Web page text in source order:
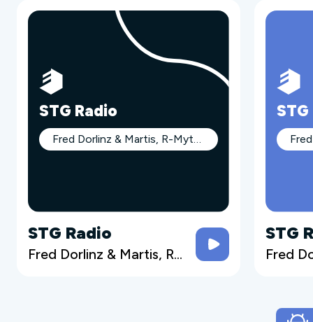
STG Radio
Fred Dorlinz & Martis, R-Mythe (Jean Jean) et Trublion / Martis
STG Radio
Fred Dorlinz & Martis, R-Mythe (Jean Jean) et Trublion / Martis
STG